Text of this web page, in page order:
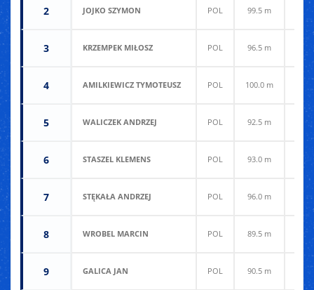
2 JOJKO SZYMON POL 99.5 m
3 KRZEMPEK MIŁOSZ POL 96.5 m
4 AMILKIEWICZ TYMOTEUSZ POL 100.0 m
5 WALICZEK ANDRZEJ POL 92.5 m
6 STASZEL KLEMENS POL 93.0 m
7 STĘKAŁA ANDRZEJ POL 96.0 m
8 WROBEL MARCIN POL 89.5 m
9 GALICA JAN POL 90.5 m